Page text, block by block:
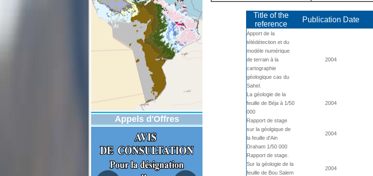
Appels d'Offres
Title of the
reference
Publication Date
Apport de la
télédétection et du
modèle numérique
de terrain à la
cartographie
géologique cas du
Sahel.
2004
La géologie de la
feuille de Béja à 1/50
000
2004
Rapport de stage
sur la géolgique de
la feuille d'Ain
Draham 1/50 000
2004
Rapport de stage.
Sur la géologie de la
feuille de Bou Salem
2004